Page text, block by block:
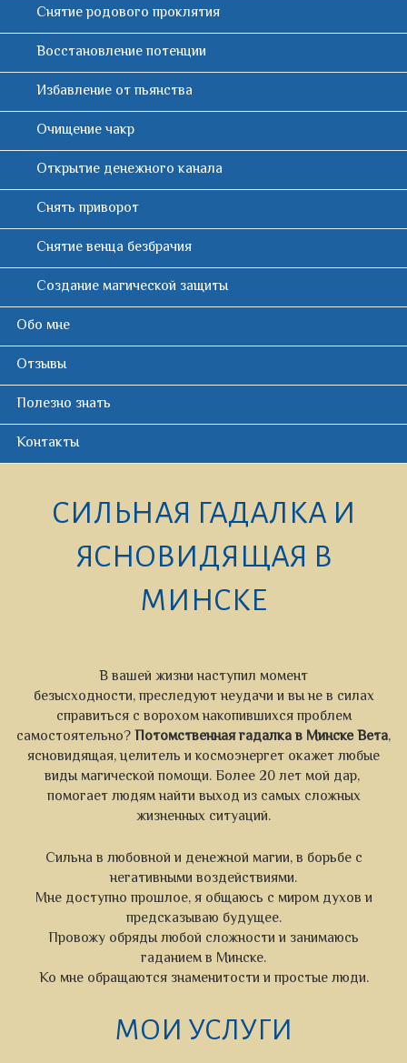
О
Е
М
Е
Н
Ю
Снятие родового проклятия
Восстановление потенции
Избавление от пьянства
Очищение чакр
Открытие денежного канала
Снять приворот
Снятие венца безбрачия
Создание магической защиты
Обо мне
Отзывы
Полезно знать
Контакты
СИЛЬНАЯ ГАДАЛКА И
ЯСНОВИДЯЩАЯ В
МИНСКЕ
В вашей жизни наступил момент
безысходности, преследуют неудачи и вы не в силах
справиться с ворохом накопившихся проблем
самостоятельно?Потомственная гадалка в Минске Вета,
ясновидящая, целитель и космоэнергет окажет любые
виды магической помощи. Более 20 лет мой дар,
помогает людям найти выход из самых сложных
жизненных ситуаций.
Сильна в любовной и денежной магии, в борьбе с
негативными воздействиями.
Мне доступно прошлое, я общаюсь с миром духов и
предсказываю будущее.
Провожу обряды любой сложности и занимаюсь
гаданием в Минске.
Ко мне обращаются знаменитости и простые люди.
МОИ УСЛУГИ